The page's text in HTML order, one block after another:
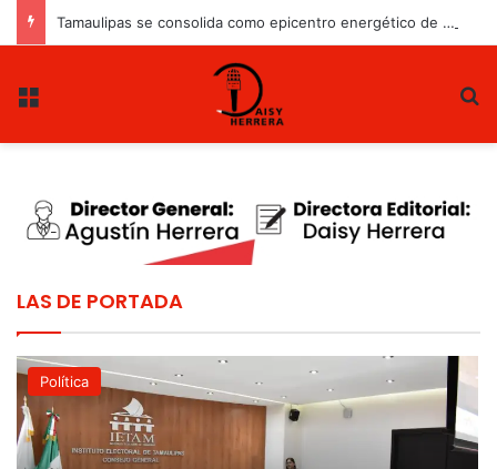
Tamaulipas se consolida como epicentro energético de México
LAS DE PORTADA
Política